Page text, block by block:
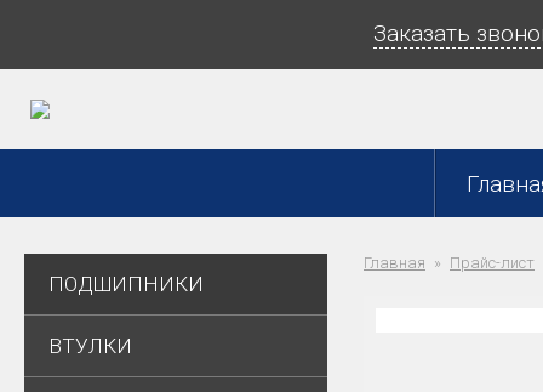
Заказать
ПОДШИПНИКИ
ВТУЛКИ
Главная Прайс-лист